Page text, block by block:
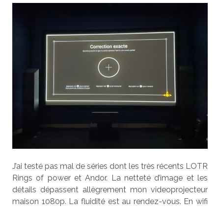
J’ai testé pas mal de séries dont les très récents LOTR
Rings of power et Andor. La netteté d’image et les
détails dépassent allègrement mon videoprojecteur
maison 1080p. La fluidité est au rendez-vous. En wifi